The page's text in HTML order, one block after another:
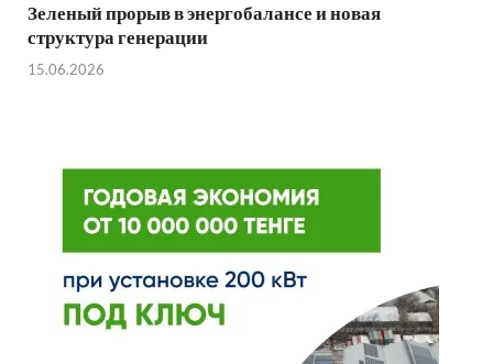
Зеленый прорыв в энергобалансе и новая
структура генерации
15.06.2026